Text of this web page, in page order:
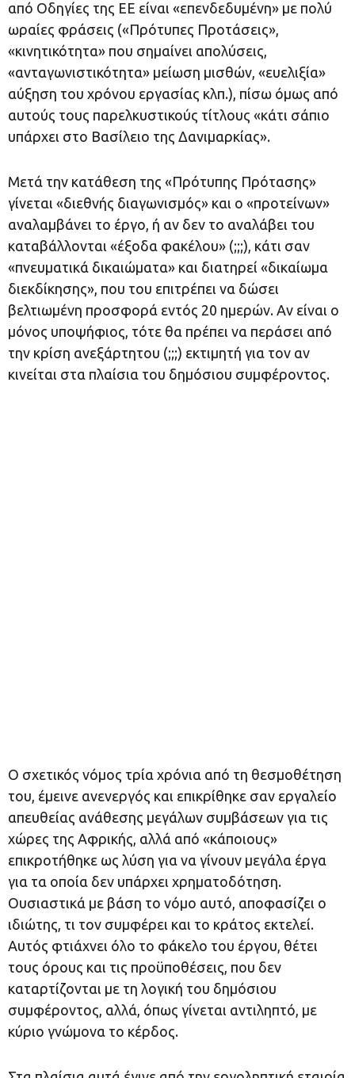
από Οδηγίες της ΕΕ είναι «επενδεδυμένη» με πολύ
ωραίες φράσεις («Πρότυπες Προτάσεις»,
«κινητικότητα» που σημαίνει απολύσεις,
«ανταγωνιστικότητα» μείωση μισθών, «ευελιξία»
αύξηση του χρόνου εργασίας κλπ.), πίσω όμως από
αυτούς τους παρελκυστικούς τίτλους «κάτι σάπιο
υπάρχει στο Βασίλειο της Δανιμαρκίας».
Μετά την κατάθεση της «Πρότυπης Πρότασης»
γίνεται «διεθνής διαγωνισμός» και ο «προτείνων»
αναλαμβάνει το έργο, ή αν δεν το αναλάβει του
καταβάλλονται «έξοδα φακέλου» (;;;), κάτι σαν
«πνευματικά δικαιώματα» και διατηρεί «δικαίωμα
διεκδίκησης», που του επιτρέπει να δώσει
βελτιωμένη προσφορά εντός 20 ημερών. Αν είναι ο
μόνος υποψήφιος, τότε θα πρέπει να περάσει από
την κρίση ανεξάρτητου (;;;) εκτιμητή για τον αν
κινείται στα πλαίσια του δημόσιου συμφέροντος.
Ο σχετικός νόμος τρία χρόνια από τη θεσμοθέτηση
του, έμεινε ανενεργός και επικρίθηκε σαν εργαλείο
απευθείας ανάθεσης μεγάλων συμβάσεων για τις
χώρες της Αφρικής, αλλά από «κάποιους»
επικροτήθηκε ως λύση για να γίνουν μεγάλα έργα
για τα οποία δεν υπάρχει χρηματοδότηση.
Ουσιαστικά με βάση το νόμο αυτό, αποφασίζει ο
ιδιώτης, τι τον συμφέρει και το κράτος εκτελεί.
Αυτός φτιάχνει όλο το φάκελο του έργου, θέτει
τους όρους και τις προϋποθέσεις, που δεν
καταρτίζονται με τη λογική του δημόσιου
συμφέροντος, αλλά, όπως γίνεται αντιληπτό, με
κύριο γνώμονα το κέρδος.